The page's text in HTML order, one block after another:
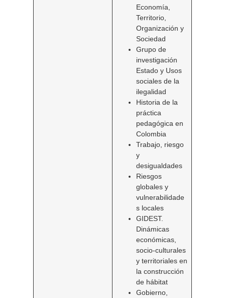
Economía,
Territorio,
Organización y
Sociedad
Grupo de
investigación
Estado y Usos
sociales de la
ilegalidad
Historia de la
práctica
pedagógica en
Colombia
Trabajo, riesgo
y
desigualdades
Riesgos
globales y
vulnerabilidade
s locales
GIDEST.
Dinámicas
económicas,
socio-culturales
y territoriales en
la construcción
de hábitat
Gobierno,